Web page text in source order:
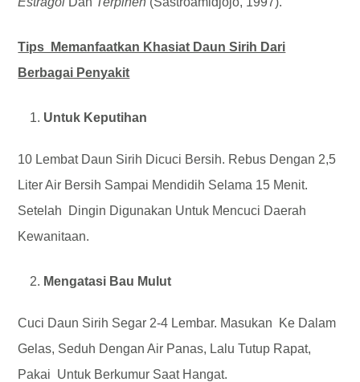
Tips Memanfaatkan Khasiat Daun Sirih Dari
Berbagai Penyakit
Untuk Keputihan
10 Lembat Daun Sirih Dicuci Bersih. Rebus Dengan 2,5
Liter Air Bersih Sampai Mendidih Selama 15 Menit.
Setelah Dingin Digunakan Untuk Mencuci Daerah
Kewanitaan.
Mengatasi Bau Mulut
Cuci Daun Sirih Segar 2-4 Lembar. Masukan Ke Dalam
Gelas, Seduh Dengan Air Panas, Lalu Tutup Rapat,
Pakai Untuk Berkumur Saat Hangat.